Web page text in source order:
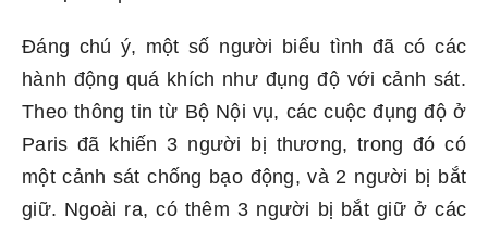
Đáng chú ý, một số người biểu tình đã có các
hành động quá khích như đụng độ với cảnh sát.
Theo thông tin từ Bộ Nội vụ, các cuộc đụng độ ở
Paris đã khiến 3 người bị thương, trong đó có
một cảnh sát chống bạo động, và 2 người bị bắt
giữ. Ngoài ra, có thêm 3 người bị bắt giữ ở các